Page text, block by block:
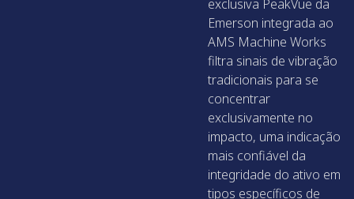
exclusiva PeakVue da
Emerson integrada ao
AMS Machine Works
filtra sinais de vibração
tradicionais para se
concentrar
exclusivamente no
impacto, uma indicação
mais confiável da
integridade do ativo em
tipos específicos de